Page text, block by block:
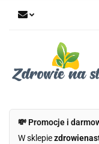
💸 Promocje i
W sklepie